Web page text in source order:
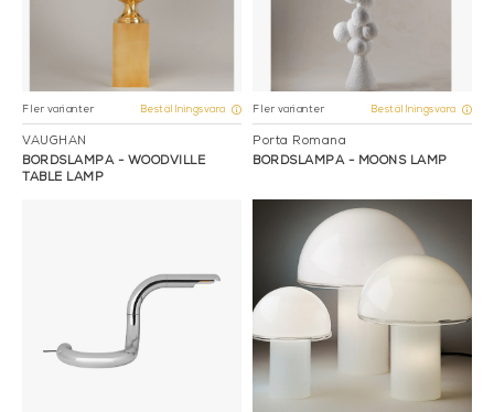
Fler varianter Beställningsvara
VAUGHAN
BORDSLAMPA - WOODVILLE
TABLE LAMP
Fler varianter Beställningsvara
Porta Romana
BORDSLAMPA - MOONS LAMP